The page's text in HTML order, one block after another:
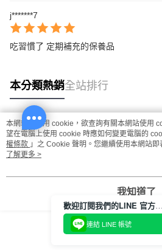
j*******7
吃習慣了 定期補充的保養品
本分類熱銷全站排行
熱門標籤
本網站中使用 cookie，欲查詢有關本網站使用
望在電腦上使用 cookie 時應如何變更電腦的
權條款 」之 Cookie 聲明。您繼續使用本網站
用條款之 Cookie 聲明使用 cookie。
了解更多 >
我知道了
歡迎訂閱我們的LINE 官方帳號
連結 LINE 帳號